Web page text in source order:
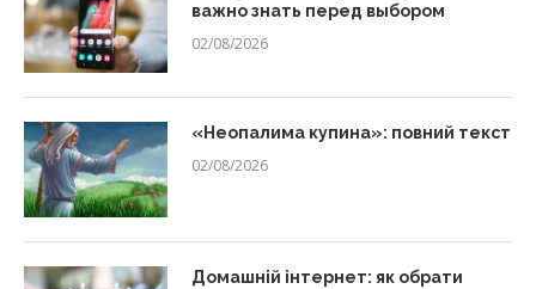
важно знать перед выбором
02/08/2026
«Неопалима купина»: повний текст
02/08/2026
Домашній інтернет: як обрати